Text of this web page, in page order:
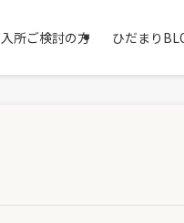
入所ご検討の方 ひだまり